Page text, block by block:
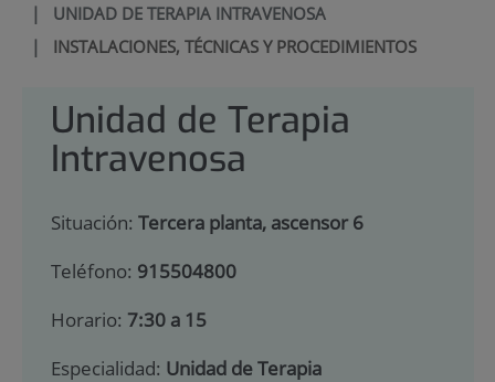
| UNIDAD DE TERAPIA INTRAVENOSA
| INSTALACIONES, TÉCNICAS Y PROCEDIMIENTOS
Unidad de Terapia
Intravenosa
Situación: Tercera planta, ascensor 6
Teléfono: 915504800
Horario: 7:30 a 15
Especialidad: Unidad de Terapia